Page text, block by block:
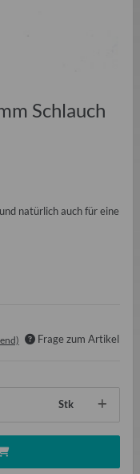
Schlauch
natürlich auch für eine
Frage zum Artikel
Stk